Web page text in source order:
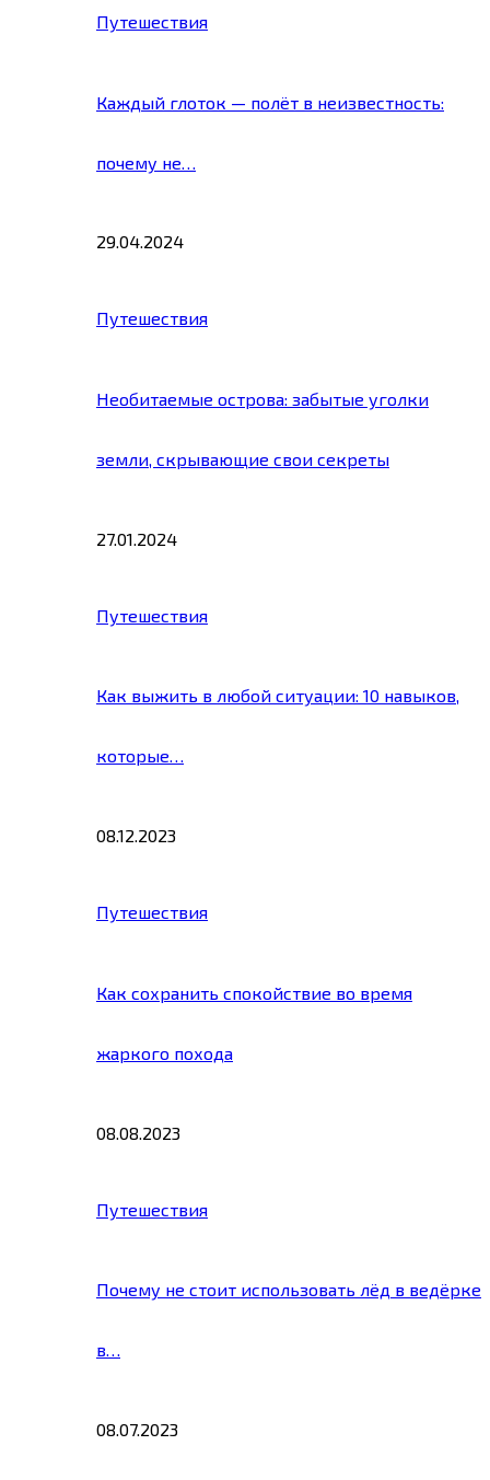
Путешествия
Каждый глоток — полёт в неизвестность:
почему не…
29.04.2024
Путешествия
Необитаемые острова: забытые уголки
земли, скрывающие свои секреты
27.01.2024
Путешествия
Как выжить в любой ситуации: 10 навыков,
которые…
08.12.2023
Путешествия
Как сохранить спокойствие во время
жаркого похода
08.08.2023
Путешествия
Почему не стоит использовать лёд в ведёрке
в…
08.07.2023